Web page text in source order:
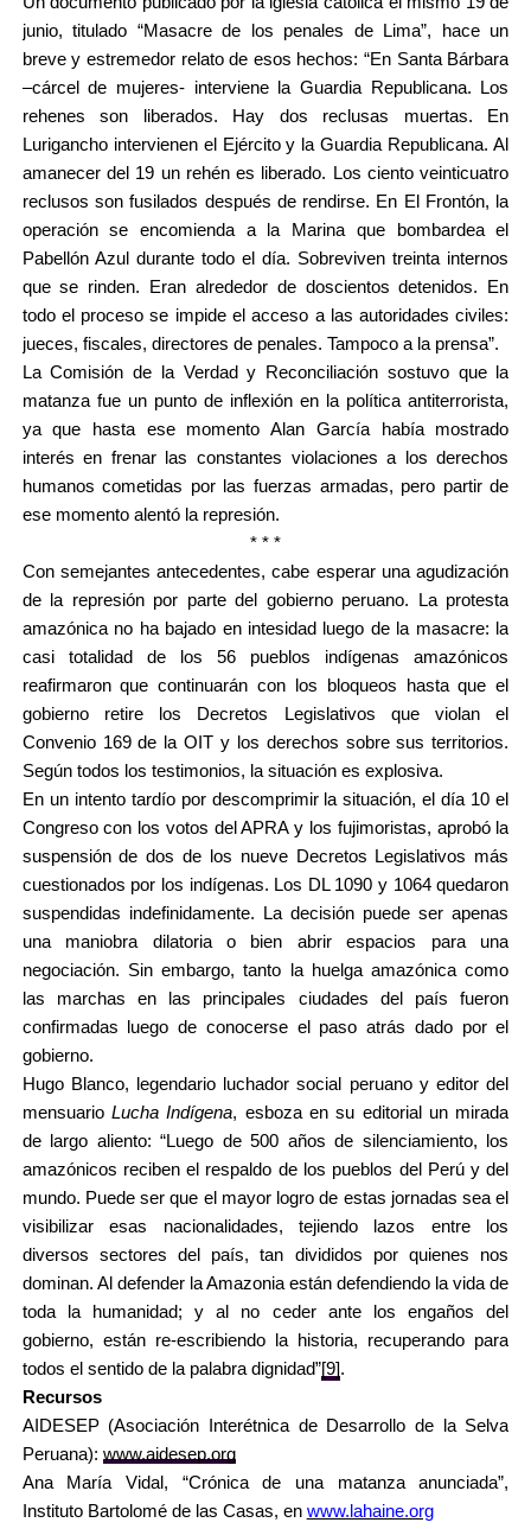
junio, titulado “Masacre de los penales de Lima”, hace un
breve y estremedor relato de esos hechos: “En Santa Bárbara
–cárcel de mujeres- interviene la Guardia Republicana. Los
rehenes son liberados. Hay dos reclusas muertas. En
Lurigancho intervienen el Ejército y la Guardia Republicana. Al
amanecer del 19 un rehén es liberado. Los ciento veinticuatro
reclusos son fusilados después de rendirse. En El Frontón, la
operación se encomienda a la Marina que bombardea el
Pabellón Azul durante todo el día. Sobreviven treinta internos
que se rinden. Eran alrededor de doscientos detenidos. En
todo el proceso se impide el acceso a las autoridades civiles:
jueces, fiscales, directores de penales. Tampoco a la prensa”.
La Comisión de la Verdad y Reconciliación sostuvo que la
matanza fue un punto de inflexión en la política antiterrorista,
ya que hasta ese momento Alan García había mostrado
interés en frenar las constantes violaciones a los derechos
humanos cometidas por las fuerzas armadas, pero partir de
ese momento alentó la represión.
* * *
Con semejantes antecedentes, cabe esperar una agudización
de la represión por parte del gobierno peruano. La protesta
amazónica no ha bajado en intesidad luego de la masacre: la
casi totalidad de los 56 pueblos indígenas amazónicos
reafirmaron que continuarán con los bloqueos hasta que el
gobierno retire los Decretos Legislativos que violan el
Convenio 169 de la OIT y los derechos sobre sus territorios.
Según todos los testimonios, la situación es explosiva.
En un intento tardío por descomprimir la situación, el día 10 el
Congreso con los votos del APRA y los fujimoristas, aprobó la
suspensión de dos de los nueve Decretos Legislativos más
cuestionados por los indígenas. Los DL 1090 y 1064 quedaron
suspendidas indefinidamente. La decisión puede ser apenas
una maniobra dilatoria o bien abrir espacios para una
negociación. Sin embargo, tanto la huelga amazónica como
las marchas en las principales ciudades del país fueron
confirmadas luego de conocerse el paso atrás dado por el
gobierno.
Hugo Blanco, legendario luchador social peruano y editor del
mensuario Lucha Indígena, esboza en su editorial un mirada
de largo aliento: “Luego de 500 años de silenciamiento, los
amazónicos reciben el respaldo de los pueblos del Perú y del
mundo. Puede ser que el mayor logro de estas jornadas sea el
visibilizar esas nacionalidades, tejiendo lazos entre los
diversos sectores del país, tan divididos por quienes nos
dominan. Al defender la Amazonia están defendiendo la vida de
toda la humanidad; y al no ceder ante los engaños del
gobierno, están re-escribiendo la historia, recuperando para
todos el sentido de la palabra dignidad”[9].
Recursos
AIDESEP (Asociación Interétnica de Desarrollo de la Selva
Peruana): www.aidesep.org
Ana María Vidal, “Crónica de una matanza anunciada”,
Instituto Bartolomé de las Casas, en www.lahaine.org